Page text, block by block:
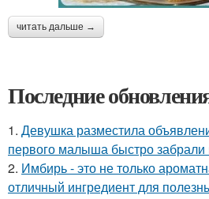
читать дальше →
Последние
1. Девушка разместила
первого малыша быстро
2. Имбирь - это не только
отличный ингредиент для